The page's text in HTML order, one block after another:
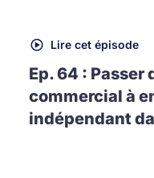
Lire cet épisode
Ep. 64 : Passer
commercial à
indépendant